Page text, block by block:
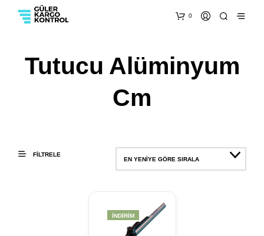
0
Tutucu Alüminyum
Cm
FILTRELE
EN YENIYE GÖRE SIRALA
İNDIRIM